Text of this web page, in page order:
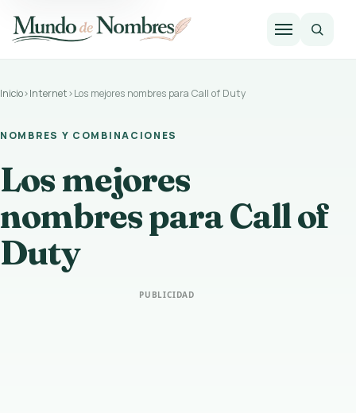
Inicio›Internet›Los mejores nombres para Call of Duty
NOMBRES Y COMBINACIONES
Los mejores
nombres para Call of
Duty
PUBLICIDAD